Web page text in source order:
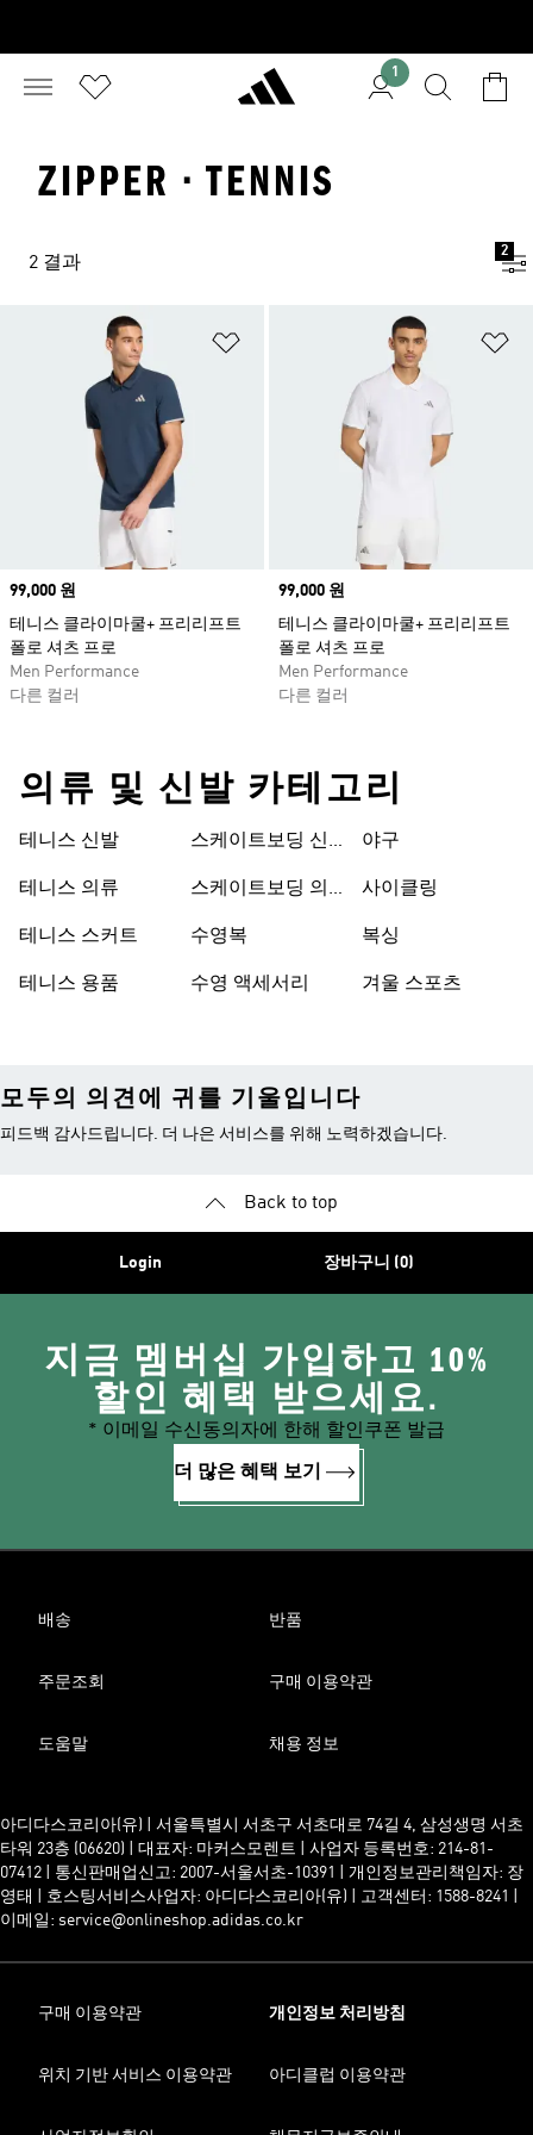
1
ZIPPER · TENNIS
2 결과
2
Price
99,000 원
테니스 클라이마쿨+ 프리리프트
폴로 셔츠 프로
Men Performance
다른 컬러
Price
99,000 원
테니스 클라이마쿨+ 프리리프트
폴로 셔츠 프로
Men Performance
다른 컬러
의류 및 신발 카테고리
테니스 신발
테니스 의류
테니스 스커트
테니스 용품
스케이트보딩 신
스케이트보딩 의
수영복
수영 액세서리
야구
사이클링
복싱
겨울 스포츠
모두의 의견에 귀를 기울입니다
피드백 감사드립니다. 더 나은 서비스를 위해 노력하겠습니다.
Back to top
Login 장바구니 (0)
지금 멤버십 가입하고 10%
할인 혜택 받으세요.
* 이메일 수신동의자에 한해 할인쿠폰 발급
더 많은 혜택 보기
배송 반품
주문조회 구매 이용약관
도움말 채용 정보
아디다스코리아(유) | 서울특별시 서초구 서초대로 74길 4, 삼성생명 서초
타워 23층 (06620) | 대표자: 마커스모렌트 | 사업자 등록번호: 214-81-
07412 | 통신판매업신고: 2007-서울서초-10391 | 개인정보관리책임자: 장
영태 | 호스팅서비스사업자: 아디다스코리아(유) | 고객센터: 1588-8241 |
이메일: service@onlineshop.adidas.co.kr
구매 이용약관 개인정보 처리방침
위치 기반 서비스 이용약관 아디클럽 이용약관